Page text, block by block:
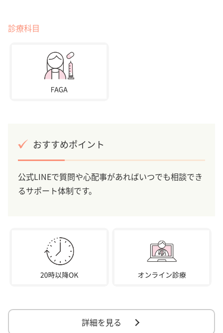
診療科目
おすすめポイント
公式LINEで質問や心配事があればいつでも相談でき
るサポート体制です。
詳細を見る